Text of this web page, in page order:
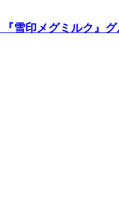
雪印メグミルク』